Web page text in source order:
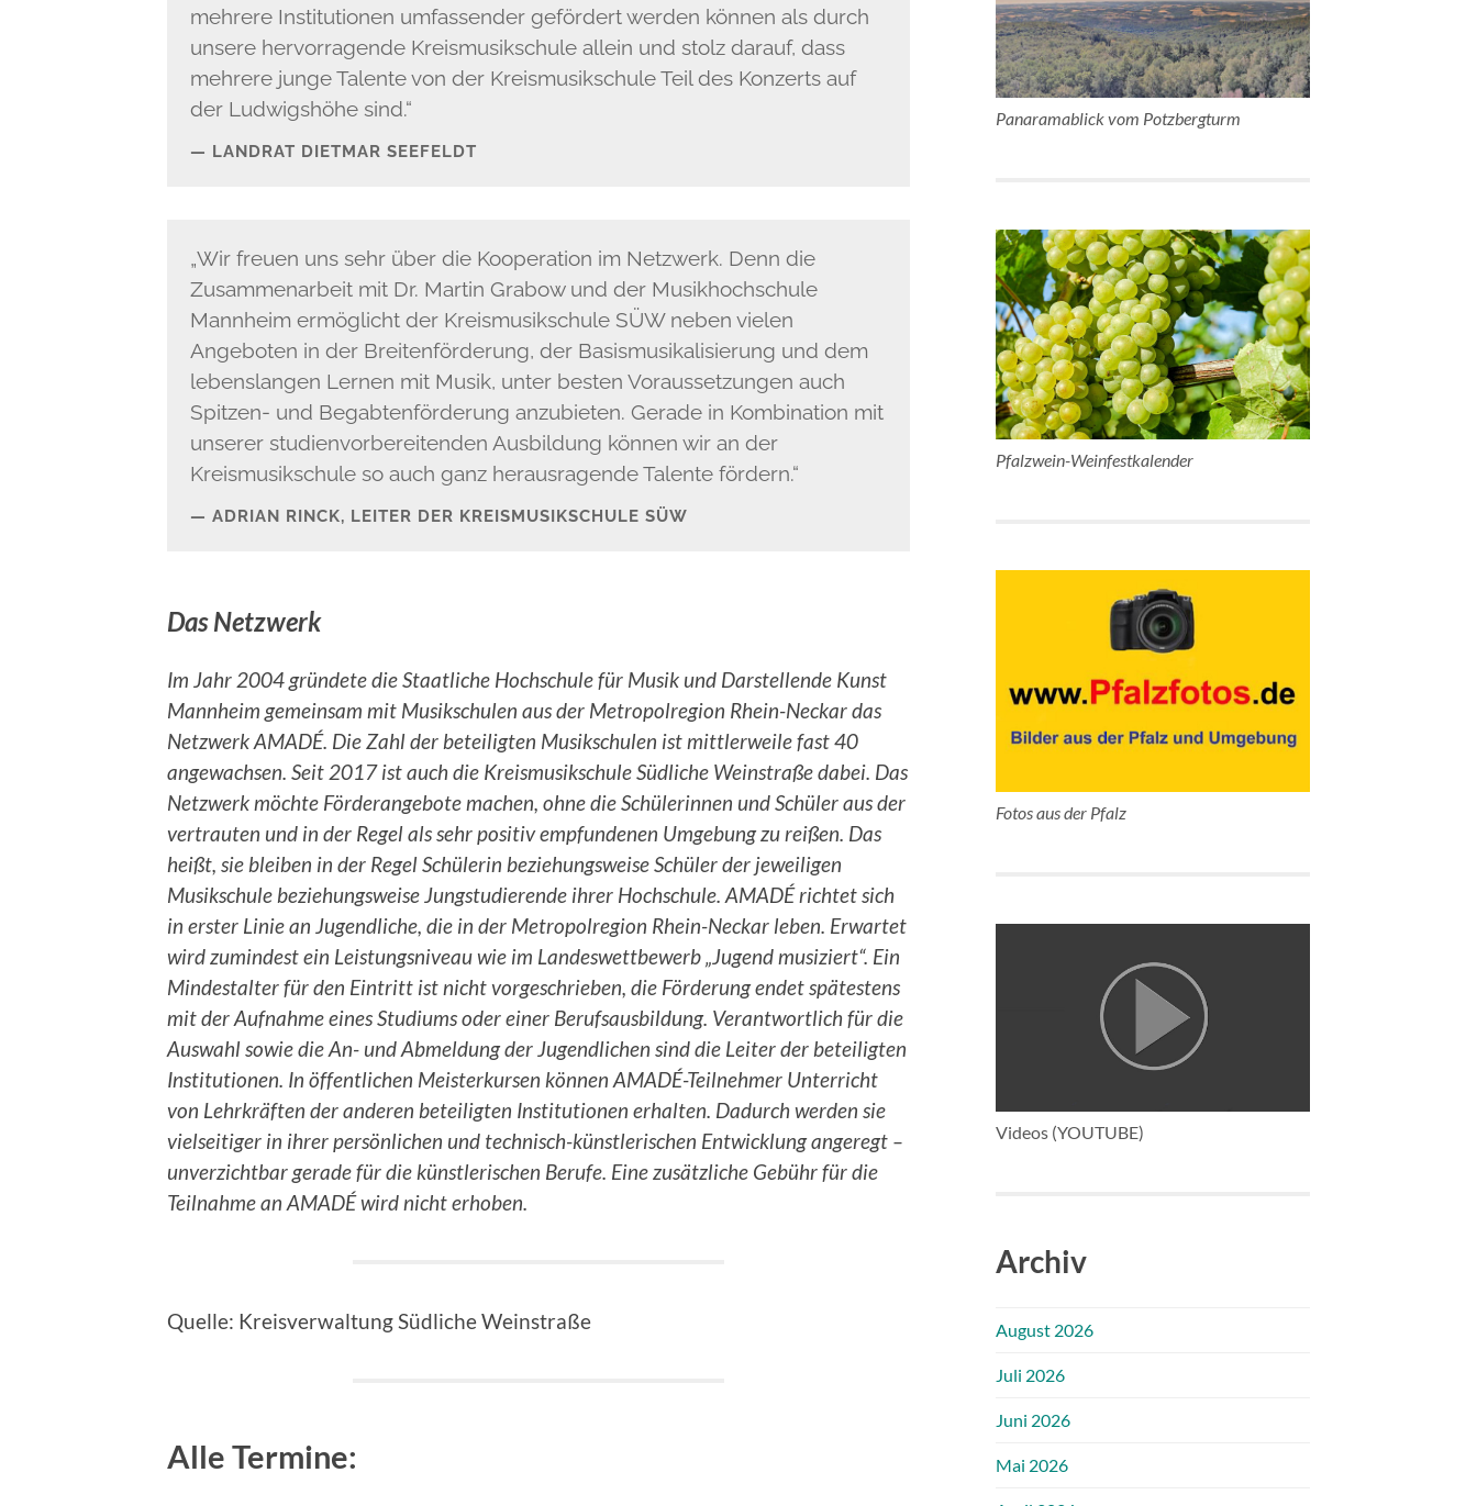
mehrere Institutionen umfassender gefördert werden können als durch
unsere hervorragende Kreismusikschule allein und stolz darauf, dass
mehrere junge Talente von der Kreismusikschule Teil des Konzerts auf
der Ludwigshöhe sind.“
LANDRAT DIETMAR SEEFELDT
„Wir freuen uns sehr über die Kooperation im Netzwerk. Denn die
Zusammenarbeit mit Dr. Martin Grabow und der Musikhochschule
Mannheim ermöglicht der Kreismusikschule SÜW neben vielen
Angeboten in der Breitenförderung, der Basismusikalisierung und dem
lebenslangen Lernen mit Musik, unter besten Voraussetzungen auch
Spitzen- und Begabtenförderung anzubieten. Gerade in Kombination mit
unserer studienvorbereitenden Ausbildung können wir an der
Kreismusikschule so auch ganz herausragende Talente fördern.“
ADRIAN RINCK, LEITER DER KREISMUSIKSCHULE SÜW
Das Netzwerk
Im Jahr 2004 gründete die Staatliche Hochschule für Musik und Darstellende Kunst
Mannheim gemeinsam mit Musikschulen aus der Metropolregion Rhein-Neckar das
Netzwerk AMADÉ. Die Zahl der beteiligten Musikschulen ist mittlerweile fast 40
angewachsen. Seit 2017 ist auch die Kreismusikschule Südliche Weinstraße dabei. Das
Netzwerk möchte Förderangebote machen, ohne die Schülerinnen und Schüler aus der
vertrauten und in der Regel als sehr positiv empfundenen Umgebung zu reißen. Das
heißt, sie bleiben in der Regel Schülerin beziehungsweise Schüler der jeweiligen
Musikschule beziehungsweise Jungstudierende ihrer Hochschule. AMADÉ richtet sich
in erster Linie an Jugendliche, die in der Metropolregion Rhein-Neckar leben. Erwartet
wird zumindest ein Leistungsniveau wie im Landeswettbewerb „Jugend musiziert“. Ein
Mindestalter für den Eintritt ist nicht vorgeschrieben, die Förderung endet spätestens
mit der Aufnahme eines Studiums oder einer Berufsausbildung. Verantwortlich für die
Auswahl sowie die An- und Abmeldung der Jugendlichen sind die Leiter der beteiligten
Institutionen. In öffentlichen Meisterkursen können AMADÉ-Teilnehmer Unterricht
von Lehrkräften der anderen beteiligten Institutionen erhalten. Dadurch werden sie
vielseitiger in ihrer persönlichen und technisch-künstlerischen Entwicklung angeregt –
unverzichtbar gerade für die künstlerischen Berufe. Eine zusätzliche Gebühr für die
Teilnahme an AMADÉ wird nicht erhoben.
Quelle: Kreisverwaltung Südliche Weinstraße
Alle Termine:
Panaramablick vom Potzbergturm
Pfalzwein-Weinfestkalender
Fotos aus der Pfalz
Videos (YOUTUBE)
Archiv
August 2026
Juli 2026
Juni 2026
Mai 2026